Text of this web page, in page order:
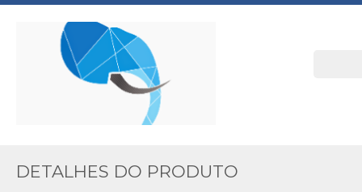
DETALHES DO PRODUTO